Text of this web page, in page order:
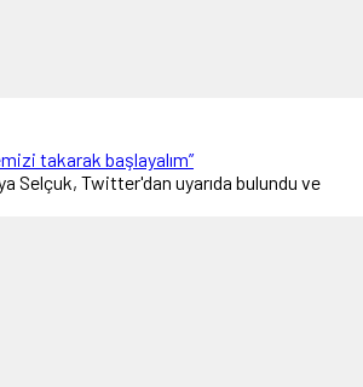
takarak başlayalım”
Selçuk, Twitter'dan uyarıda bulundu ve